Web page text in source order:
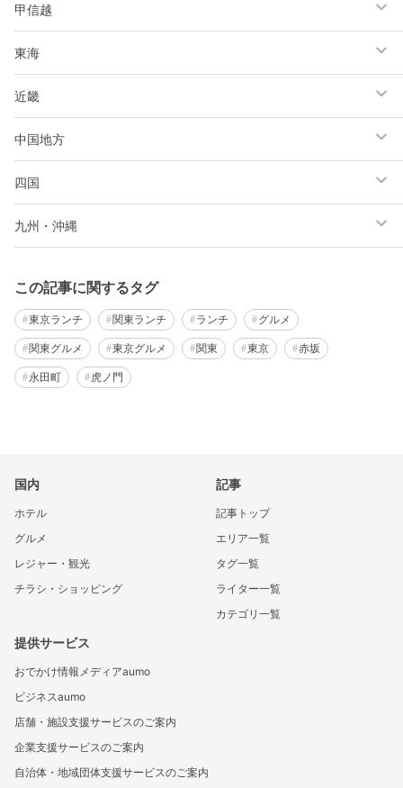
甲信越
東海
近畿
中国地方
四国
九州・沖縄
この記事に関するタグ
東京ランチ 関東ランチ ランチ グルメ
関東グルメ 東京グルメ 関東 東京 赤坂
永田町 虎ノ門
国内
ホテル
グルメ
レジャー・観光
チラシ・ショッピング
記事
記事トップ
エリア一覧
タグ一覧
ライター一覧
カテゴリ一覧
提供サービス
おでかけ情報メディアaumo
ビジネスaumo
店舗・施設支援サービスのご案内
企業支援サービスのご案内
自治体・地域団体支援サービスのご案内